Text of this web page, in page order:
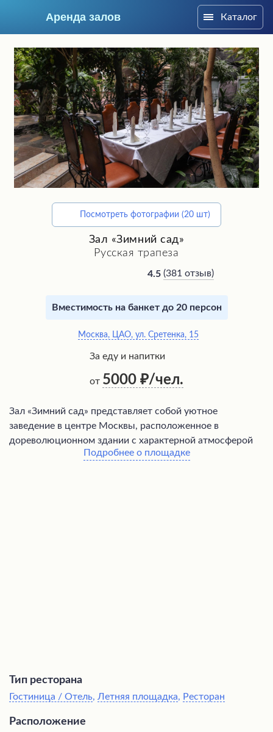
Аренда залов
Подберите мне зал
Каталог
Посмотреть фотографии (20 шт)
Зал «Зимний сад»
Русская трапеза
4.5 (381 отзыв)
Вместимость на банкет до 20 персон
Москва, ЦАО, ул. Сретенка, 15
За еду и напитки
от 5000 /чел.
Зал «Зимний сад» представляет собой уютное
заведение в центре Москвы, расположенное в
дореволюционном здании с характерной атмосферой
русской старины. Внутри гостей встречает зимний сад с
Подробнее о площадке
Тип ресторана
Гостиница / Отель, Летняя площадка, Ресторан
Расположение